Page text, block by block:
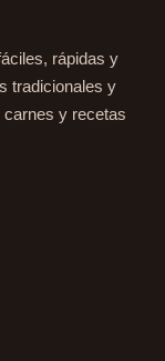
rápidas y
tradicionales y
y recetas